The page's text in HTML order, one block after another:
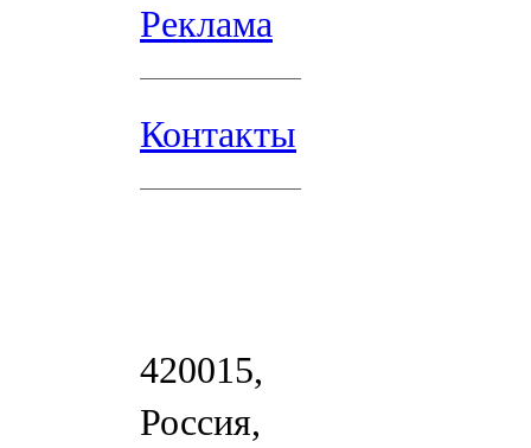
Реклама
Контакты
420015,
Россия,